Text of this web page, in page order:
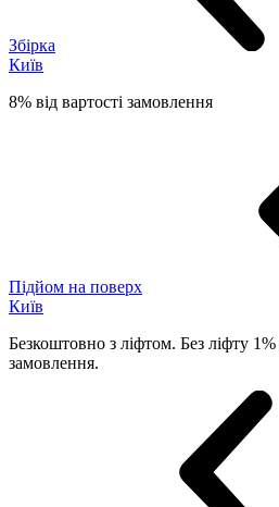
Збірка
Київ
8% від вартості замовлення
Підйом на поверх
Київ
Безкоштовно з ліфтом. Без ліфту
замовлення.